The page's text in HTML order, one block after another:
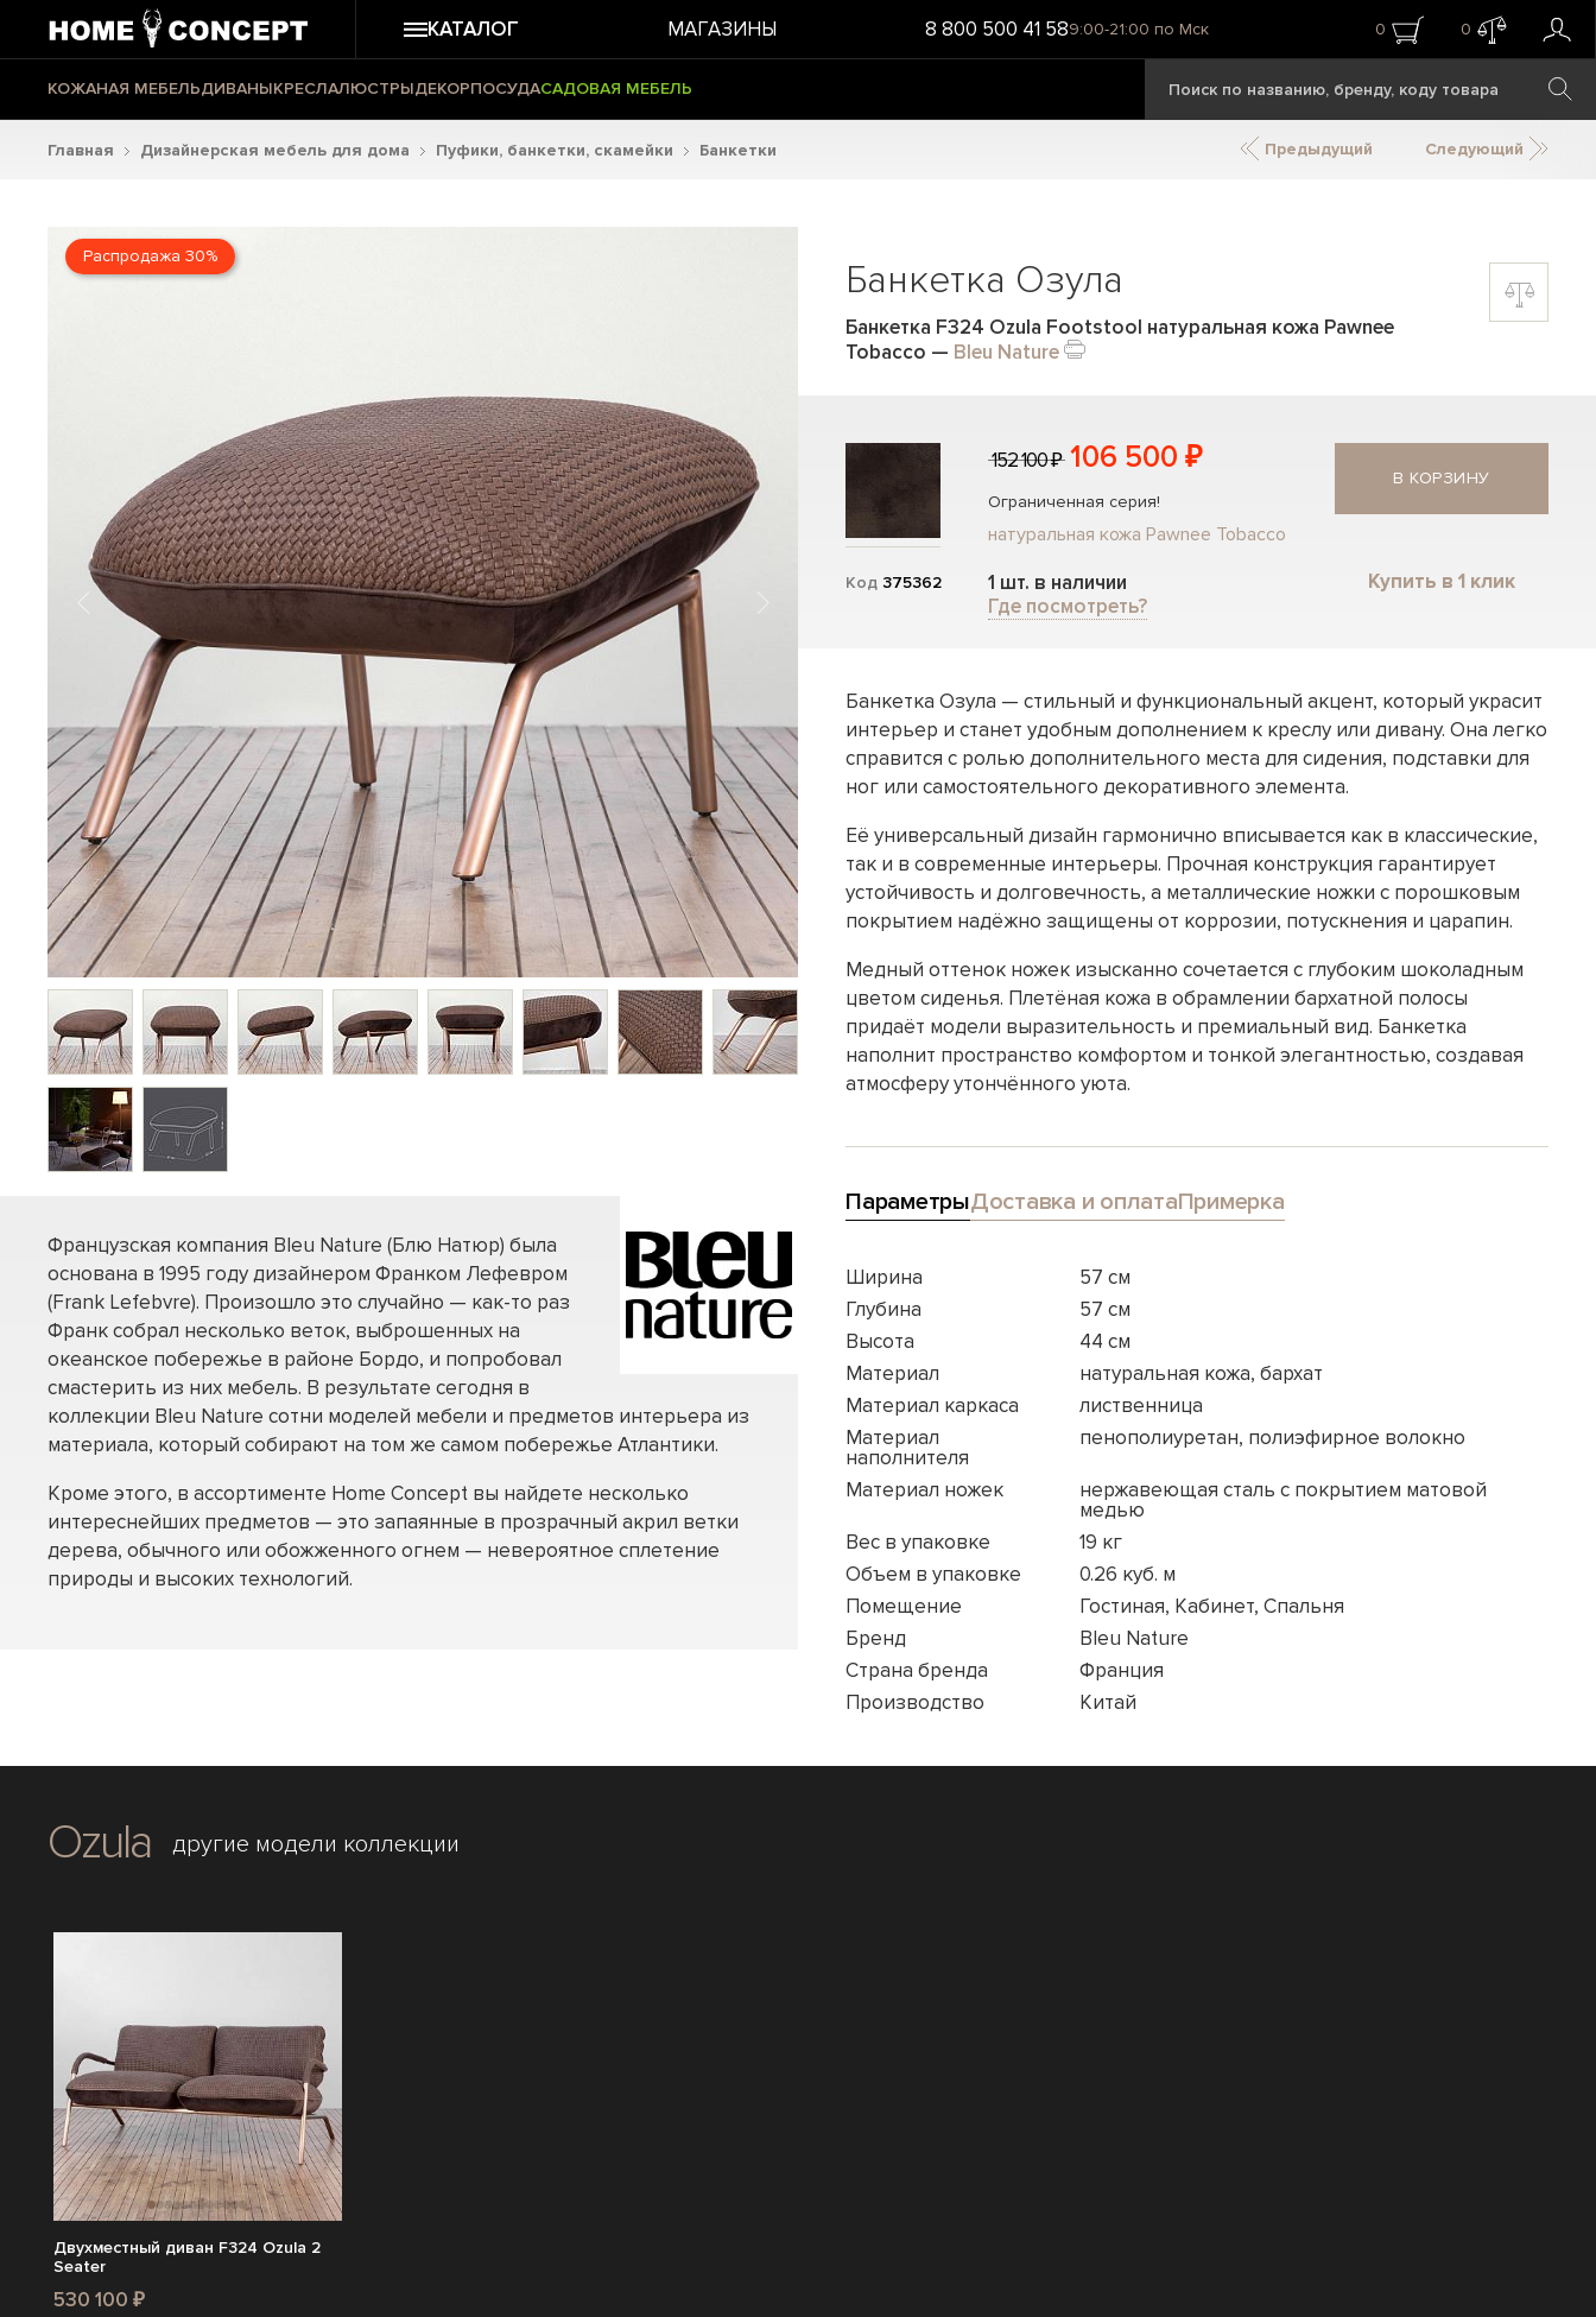
КАТАЛОГ МАГАЗИНЫ 8 800 500 41 589:00-21:00 по Мск 0 0
КОЖАНАЯ МЕБЕЛЬДИВАНЫКРЕСЛАЛЮСТРЫДЕКОРПОСУДАСАДОВАЯ МЕБЕЛЬ
Главная Дизайнерская мебель для дома Пуфики, банкетки, скамейки Банкетки Предыдущий Следующий
Распродажа 30%
Французская компания Bleu Nature (Блю Натюр) была
основана в 1995 году дизайнером Франком Лефевром
(Frank Lefebvre). Произошло это случайно — как-то раз
Франк собрал несколько веток, выброшенных на
океанское побережье в районе Бордо, и попробовал
смастерить из них мебель. В результате сегодня в
коллекции Bleu Nature сотни моделей мебели и предметов интерьера из
материала, который собирают на том же самом побережье Атлантики.
Кроме этого, в ассортименте Home Concept вы найдете несколько
интереснейших предметов — это запаянные в прозрачный акрил ветки
дерева, обычного или обожженного огнем — невероятное сплетение
природы и высоких технологий.
Банкетка Озула
Банкетка F324 Ozula Footstool натуральная кожа Pawnee
Tobacco — Bleu Nature
Код 375362
152 100 ₽ 106 500 ₽
Ограниченная серия!
натуральная кожа Pawnee Tobacco
1 шт. в наличии
Где посмотреть?
В КОРЗИНУ
Купить в 1 клик
Банкетка Озула — стильный и функциональный акцент, который украсит
интерьер и станет удобным дополнением к креслу или дивану. Она легко
справится с ролью дополнительного места для сидения, подставки для
ног или самостоятельного декоративного элемента.
Её универсальный дизайн гармонично вписывается как в классические,
так и в современные интерьеры. Прочная конструкция гарантирует
устойчивость и долговечность, а металлические ножки с порошковым
покрытием надёжно защищены от коррозии, потускнения и царапин.
Медный оттенок ножек изысканно сочетается с глубоким шоколадным
цветом сиденья. Плетёная кожа в обрамлении бархатной полосы
придаёт модели выразительность и премиальный вид. Банкетка
наполнит пространство комфортом и тонкой элегантностью, создавая
атмосферу утончённого уюта.
ПараметрыДоставка и оплатаПримерка
Ширина
57 см
Глубина
57 см
Высота
44 см
Материал
натуральная кожа, бархат
Материал каркаса
лиственница
Материал
наполнителя
пенополиуретан, полиэфирное волокно
Материал ножек
нержавеющая сталь с покрытием матовой
медью
Вес в упаковке
19 кг
Объем в упаковке
0.26 куб. м
Помещение
Гостиная, Кабинет, Спальня
Бренд
Bleu Nature
Страна бренда
Франция
Производство
Китай
Ozula другие модели коллекции
Двухместный диван F324 Ozula 2
Seater
530 100 ₽